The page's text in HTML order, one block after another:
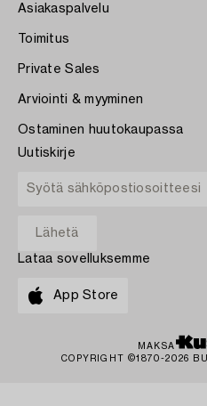
Asiakaspalvelu
Toimitus
Private Sales
Arviointi & myyminen
Ostaminen huutokaupassa
Uutiskirje
Lataa sovelluksemme
App Store
MAKSA
COPYRIGHT ©1870-2026